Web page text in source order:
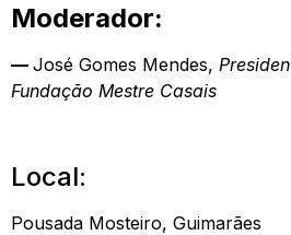
Moderador:
— José Gomes Mendes,
Fundação Mestre Casais
Local:
Pousada Mosteiro, Guimarães